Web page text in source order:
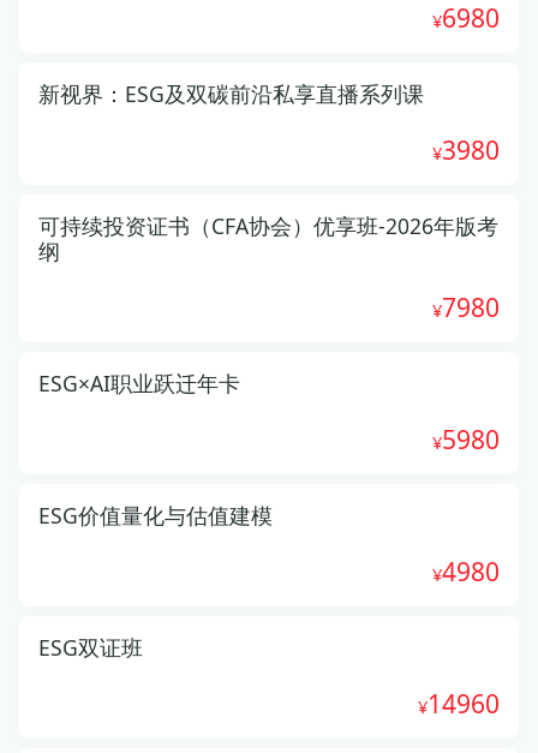
6980
新视界：ESG及双碳前沿私享直播系列课
3980
可持续投资证书（CFA协会）优享班-2026年版考
纲
7980
ESG×AI职业跃迁年卡
5980
ESG价值量化与估值建模
4980
ESG双证班
14960